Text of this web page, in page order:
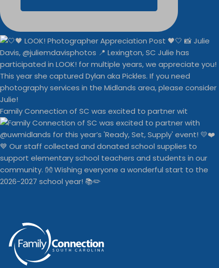
Family Connection of SC was excited to partner wit